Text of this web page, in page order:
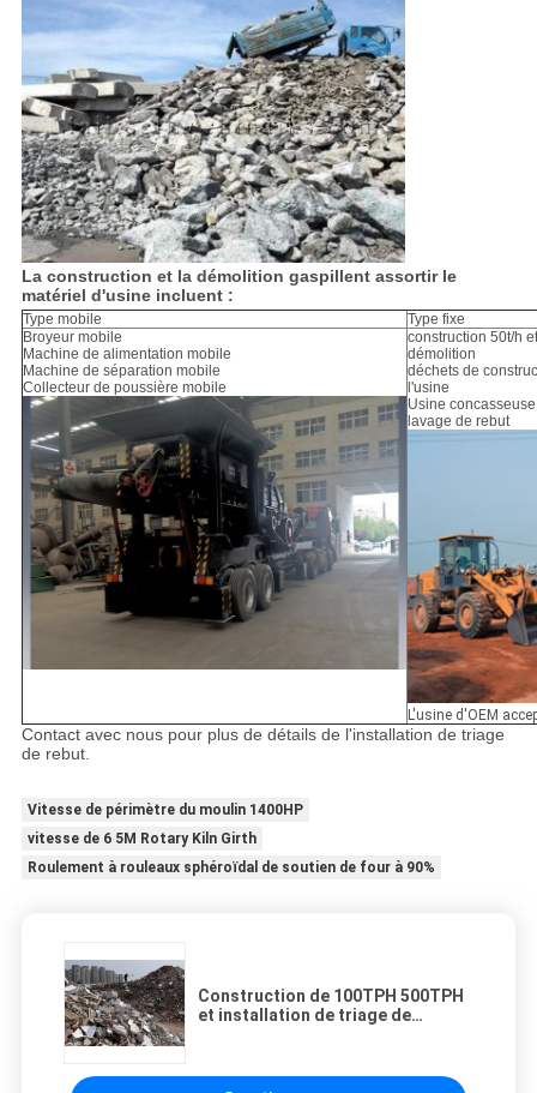
La construction et la démolition gaspillent assortir le
matériel d'usine incluent :
Type mobile
Type fixe
Broyeur mobile
Machine de alimentation mobile
Machine de séparation mobile
Collecteur de poussière mobile
construction 50t/h
démolition
déchets de
l'usine
Usine
lavage de rebut
L'usine d'OEM
Contact avec nous pour plus de détails de l'installation de triage
de rebut.
Vitesse de périmètre du moulin 1400HP
vitesse de 6 5M Rotary Kiln Girth
Roulement à rouleaux sphéroïdal de soutien de four à 90%
Construction de 100TPH 500TPH
et installation de triage de